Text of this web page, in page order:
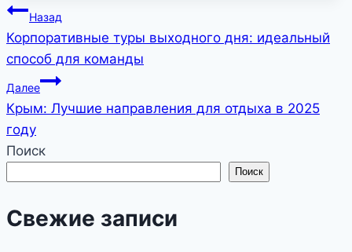
Навигация
по
записям
Назад
Корпоративные туры выходного дня: идеальный
способ для команды
Далее
Крым: Лучшие направления для отдыха в 2025
году
Поиск
Поиск
Свежие записи